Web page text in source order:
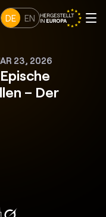
DE EN
23, 2026
– Der